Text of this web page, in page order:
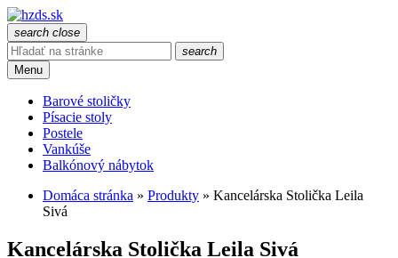
search close
search
Menu
Barové stoličky
Písacie stoly
Postele
Vankúše
Balkónový nábytok
Domáca stránka » Produkty » Kancelárska Stolička Leila
Sivá
Kancelárska Stolička Leila Sivá